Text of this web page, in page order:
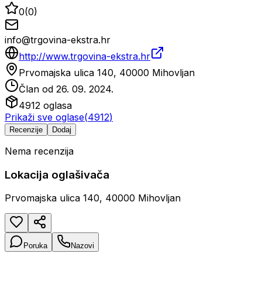
0(0)
info@trgovina-ekstra.hr
http://www.trgovina-ekstra.hr
Prvomajska ulica 140, 40000 Mihovljan
Član od 26. 09. 2024.
4912 oglasa
Prikaži sve oglase(4912)
Recenzije Dodaj
Nema recenzija
Lokacija oglašivača
Prvomajska ulica 140, 40000 Mihovljan
Poruka Nazovi